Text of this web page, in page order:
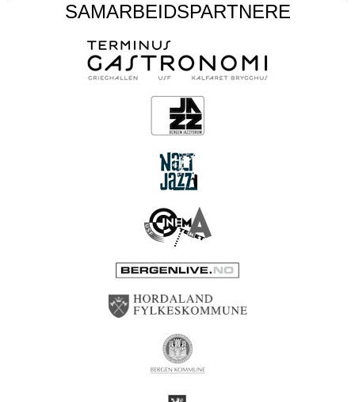
SAMARBEIDSPARTNERE